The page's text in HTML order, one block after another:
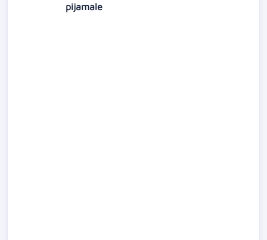
pijamale